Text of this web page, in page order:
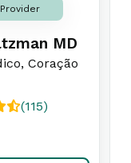
MD
Coração
(115)